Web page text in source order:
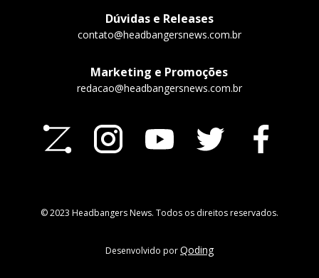
Dúvidas e Releases
contato@headbangersnews.com.br
Marketing e Promoções
redacao@headbangersnews.com.br
© 2023 Headbangers News. Todos os direitos reservados.
Desenvolvido porQoding